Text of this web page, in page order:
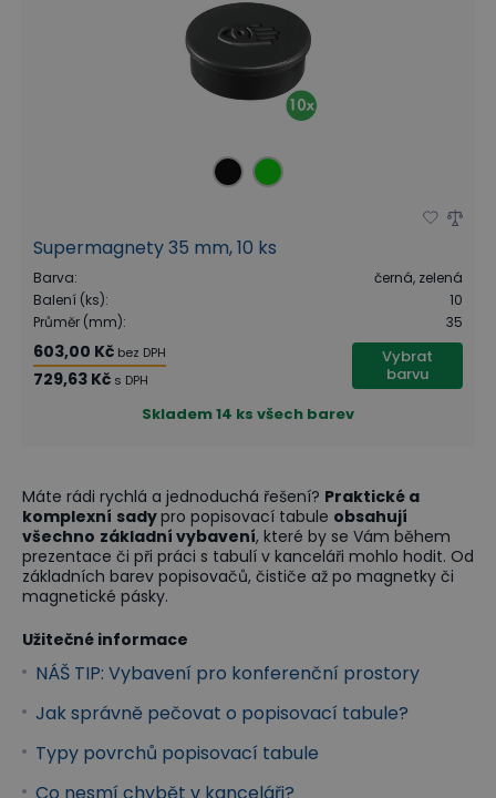
Supermagnety 35 mm, 10 ks
Barva:
černá, zelená
Balení (ks):
10
Průměr (mm): 35
603,00 Kč bez DPH
729,63 Kč s DPH
Vybrat
barvu
Skladem14 ks všech barev
Máte rádi rychlá a jednoduchá řešení? Praktické a
komplexní sadypro popisovací tabule obsahují
všechno základní vybavení, které by se Vám během
prezentace či při práci s tabulí v kanceláři mohlo hodit. Od
základních barev popisovačů, čističe až po magnetky či
magnetické pásky.
Užitečné informace
NÁŠ TIP: Vybavení pro konferenční prostory
Jak správně pečovat o popisovací tabule?
Typy povrchů popisovací tabule
Co nesmí chybět v kanceláři?